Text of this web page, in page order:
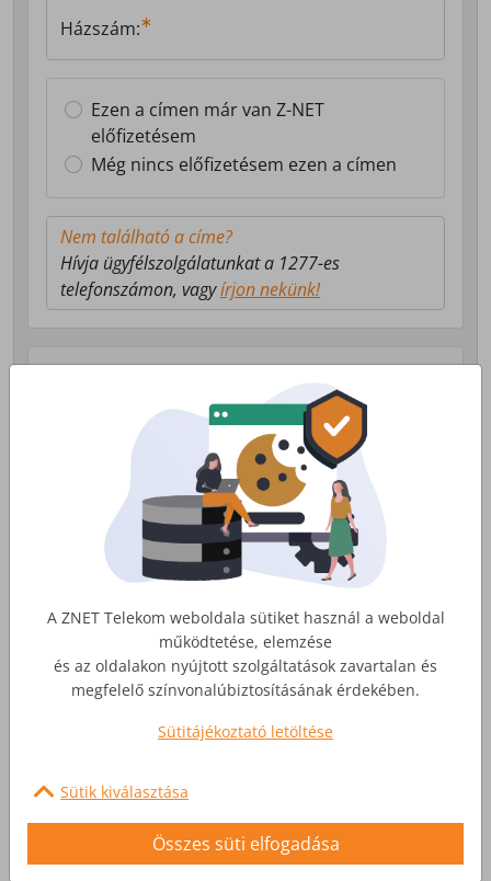
Házszám:
Ezen a címen már van Z-NET
előfizetésem
Még nincs előfizetésem ezen a címen
Nem található a címe?
Hívja ügyfélszolgálatunkat a 1277-es
telefonszámon, vagyírjon nekünk!
Válasszon milyen szolgáltatás érdekli!
Lakossági Internet
Otthoni internet, telefon és tv
szolgáltatás
Üzleti Internet
Nagyobb igényekre, egyedi
Érdekel
A ZNET Telekom weboldala sütiket használ a weboldal
működtetése, elemzése
és az oldalakon nyújtott szolgáltatások zavartalan és
megfelelő színvonalúbiztosításának érdekében.
Sütitájékoztató letöltése
Sütik kiválasztása
Összes süti elfogadása